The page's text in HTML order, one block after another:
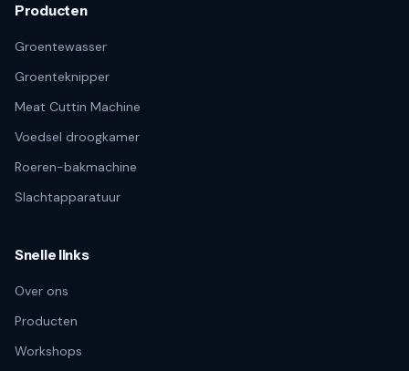
Producten
Groentewasser
Groenteknipper
Meat Cuttin Machine
Voedsel droogkamer
Roeren-bakmachine
Slachtapparatuur
Snelle links
Over ons
Producten
Workshops